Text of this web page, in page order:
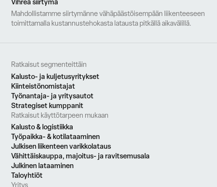
Mahdollistamme siirtymänne vähäpäästöisempään liikenteeseen
toimittamalla kustannustehokasta latausta pitkällä aikavälillä.
Ratkaisut segmenteittäin
Kalusto- ja kuljetusyritykset
Kiinteistönomistajat
Työnantaja- ja yritysautot
Strategiset kumppanit
Ratkaisut käyttötarpeen mukaan
Kalusto & logistiikka
Työpaikka- & kotilataaminen
Julkisen liikenteen varikkolataus
Vähittäiskauppa, majoitus- ja ravitsemusala
Julkinen lataaminen
Taloyhtiöt
Yritys